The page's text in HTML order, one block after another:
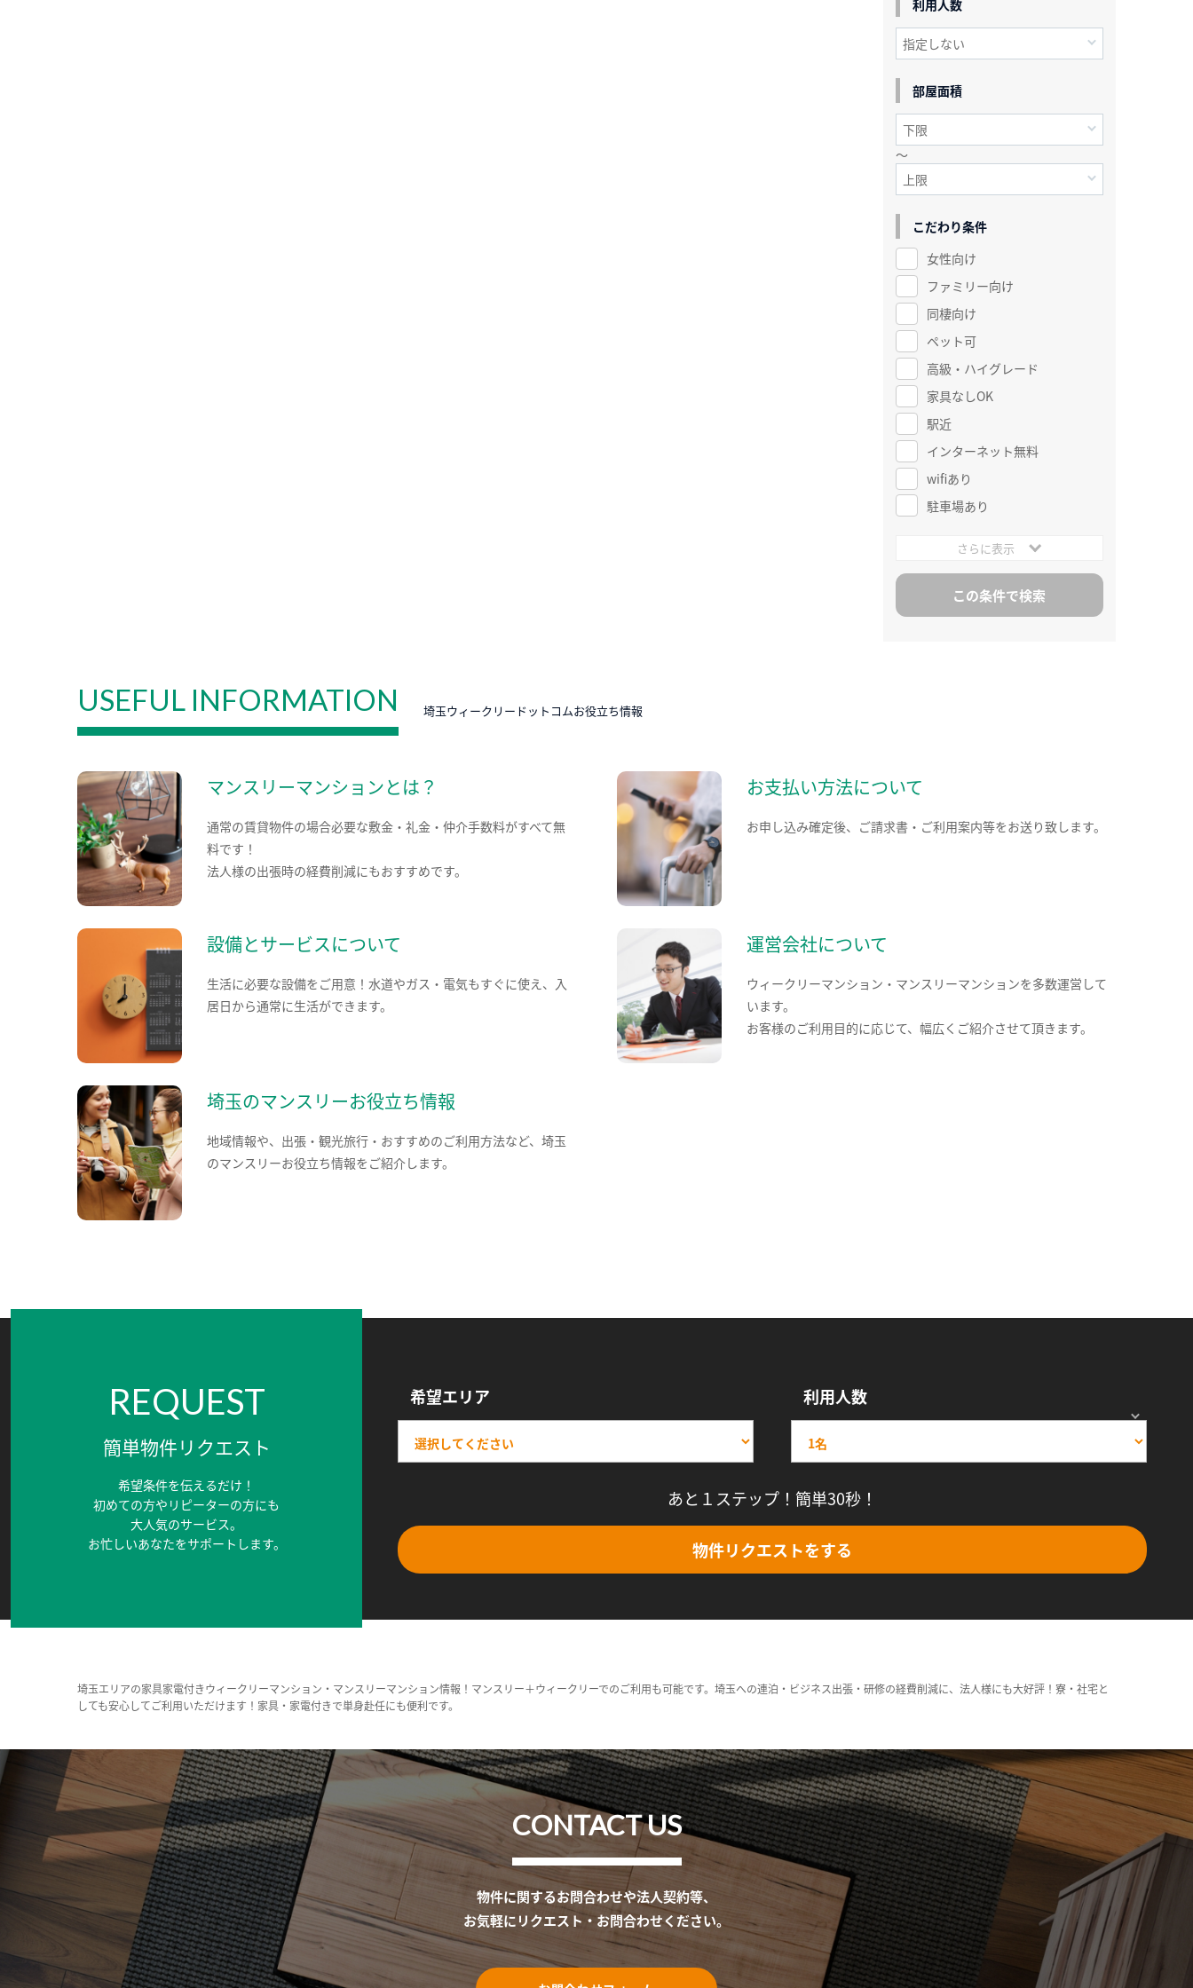
利用人数
部屋面積
～
こだわり条件
女性向け
ファミリー向け
同棲向け
ペット可
高級・ハイグレード
家具なしOK
駅近
インターネット無料
wifiあり
駐車場あり
さらに表示
USEFUL INFORMATION 埼玉ウィークリードットコムお役立ち情報
マンスリーマンションとは？
通常の賃貸物件の場合必要な敷金・礼金・仲介手数料がすべて無
料です！
法人様の出張時の経費削減にもおすすめです。
お支払い方法について
お申し込み確定後、ご請求書・ご利用案内等をお送り致します。
設備とサービスについて
生活に必要な設備をご用意！水道やガス・電気もすぐに使え、入
居日から通常に生活ができます。
運営会社について
ウィークリーマンション・マンスリーマンションを多数運営して
います。
お客様のご利用目的に応じて、幅広くご紹介させて頂きます。
埼玉のマンスリーお役立ち情報
地域情報や、出張・観光旅行・おすすめのご利用方法など、埼玉
のマンスリーお役立ち情報をご紹介します。
REQUEST
簡単物件リクエスト
希望条件を伝えるだけ！
初めての方やリピーターの方にも
大人気のサービス。
お忙しいあなたをサポートします。
希望エリア 利用人数
あと１ステップ！簡単30秒！
物件リクエストをする
埼玉エリアの家具家電付きウィークリーマンション・マンスリーマンション情報！マンスリー＋ウィークリーでのご利用も可能です。埼玉への連泊・ビジネス出張・研修の経費削減に、法人様にも大好評！寮・社宅と
しても安心してご利用いただけます！家具・家電付きで単身赴任にも便利です。
CONTACT US
物件に関するお問合わせや法人契約等、
お気軽にリクエスト・お問合わせください。